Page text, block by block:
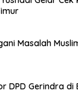
Masalah
DPD Gerindra di